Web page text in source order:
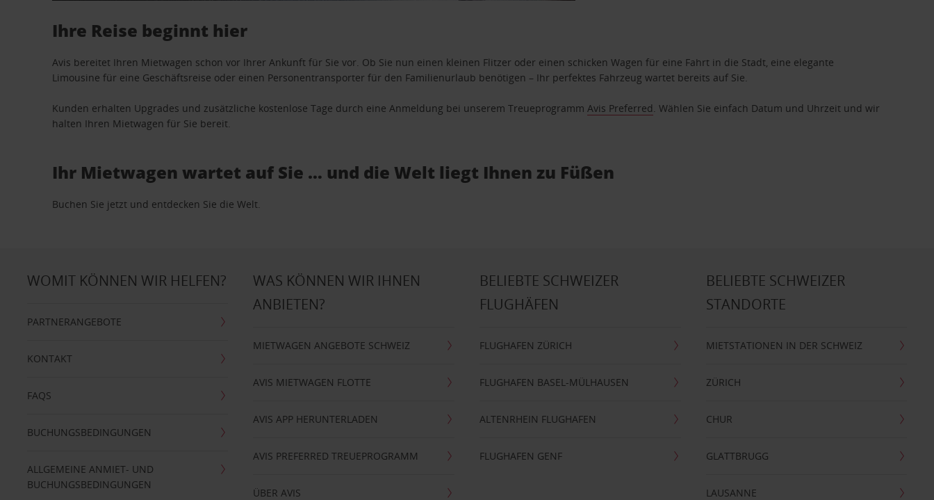
Ihre Reise beginnt hier
Avis bereitet Ihren Mietwagen schon vor Ihrer Ankunft für Sie vor. Ob Sie nun einen kleinen Flitzer oder einen schicken Wagen für eine Fahrt in die Stadt, eine elegante
Limousine für eine Geschäftsreise oder einen Personentransporter für den Familienurlaub benötigen – Ihr perfektes Fahrzeug wartet bereits auf Sie.
Kunden erhalten Upgrades und zusätzliche kostenlose Tage durch eine Anmeldung bei unserem TreueprogrammAvis Preferred. Wählen Sie einfach Datum und Uhrzeit und wir
halten Ihren Mietwagen für Sie bereit.
Ihr Mietwagen wartet auf Sie … und die Welt liegt Ihnen zu Füßen
Buchen Sie jetzt und entdecken Sie die Welt.
WOMIT KÖNNEN WIR HELFEN?
PARTNERANGEBOTE
KONTAKT
FAQS
BUCHUNGSBEDINGUNGEN
ALLGEMEINE ANMIET- UND
BUCHUNGSBEDINGUNGEN
WAS KÖNNEN WIR IHNEN
ANBIETEN?
MIETWAGEN ANGEBOTE SCHWEIZ
AVIS MIETWAGEN FLOTTE
AVIS APP HERUNTERLADEN
AVIS PREFERRED TREUEPROGRAMM
ÜBER AVIS
BELIEBTE SCHWEIZER
FLUGHÄFEN
FLUGHAFEN ZÜRICH
FLUGHAFEN BASEL-MÜLHAUSEN
ALTENRHEIN FLUGHAFEN
FLUGHAFEN GENF
BELIEBTE SCHWEIZER
STANDORTE
MIETSTATIONEN IN DER SCHWEIZ
ZÜRICH
CHUR
GLATTBRUGG
LAUSANNE